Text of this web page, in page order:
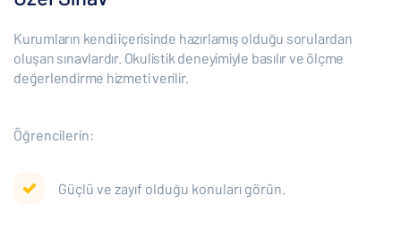
Kurumların kendi içerisinde hazırlamış olduğu sorulardan
oluşan sınavlardır. Okulistik deneyimiyle basılır ve ölçme
değerlendirme hizmeti verilir.
Öğrencilerin:
Güçlü ve zayıf olduğu konuları görün.